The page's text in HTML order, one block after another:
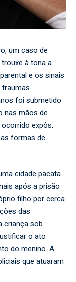
um caso de
à tona a
e os sinais
traumas
foi submetido
nas mãos de
expôs,
formas de
cidade pacata
após a prisão
filho por cerca
das
criança sob
o ato
do menino. A
que atuaram